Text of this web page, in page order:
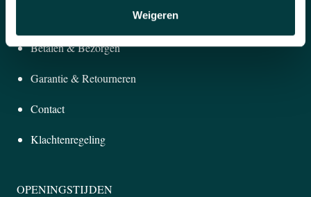
Weigeren
Betalen & Bezorgen
Garantie & Retourneren
Contact
Klachtenregeling
OPENINGSTIJDEN